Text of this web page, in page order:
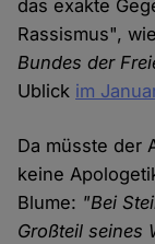
das exakte
Rassismus",
Bundes der
Ublick im
Da müsste der
keine
Blume: "Bei
Großteil seines